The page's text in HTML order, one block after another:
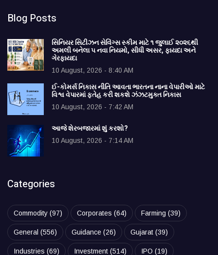
Blog Posts
સિનિયર સિટીઝન સેવિંગ્સ સ્કીમ માટે ૧ જુલાઈ ૨૦૨૬થી
અમલી બનેલા ૫ નવા નિયમો, સીધી અસર, ફાયદા અને
ગેરફાયદા
10 August, 2026 - 8:40 AM
ઈ-કોમર્સ નિકાસ નીતિ આવતા ભારતના નાના વેપારીઓ માટે
વિશ્વ વેપારમાં ફતેહ કરી શકશે ઝંઝટમુક્ત નિકાસ
10 August, 2026 - 7:42 AM
આજે શેરબજારમાં શું કરશો?
10 August, 2026 - 7:14 AM
Categories
Commodity (97) Corporates (64) Farming (39)
General (556) Guidance (26) Gujarat (39)
Industries (69) Investment (514) IPO (19)